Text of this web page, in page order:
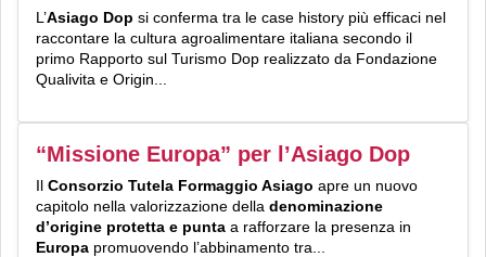
L’Asiago Dop si conferma tra le case history più efficaci nel
raccontare la cultura agroalimentare italiana secondo il
primo Rapporto sul Turismo Dop realizzato da Fondazione
Qualivita e Origin...
“Missione Europa” per l’Asiago Dop
Il Consorzio Tutela Formaggio Asiago apre un nuovo
capitolo nella valorizzazione della denominazione
d’origine protetta e punta a rafforzare la presenza in
Europa promuovendo l’abbinamento tra...